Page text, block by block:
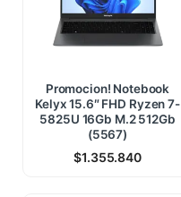
Promocion! Notebook
Kelyx 15.6″ FHD Ryzen 7-
5825U 16Gb M.2 512Gb
(5567)
$1.355.840